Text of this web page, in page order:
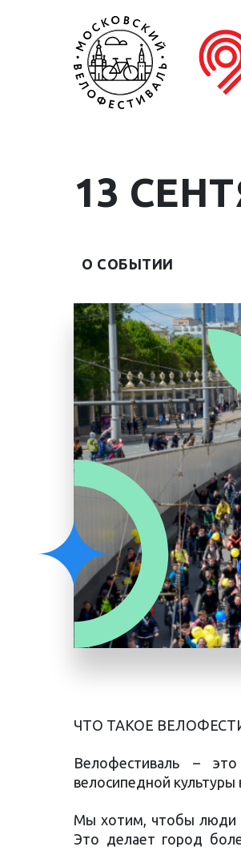
13
О СОБЫТИИ
ЧТО ТАКОЕ
Велофестиваль –
велосипедной культуры
Мы хотим, чтобы люди
Это делает город